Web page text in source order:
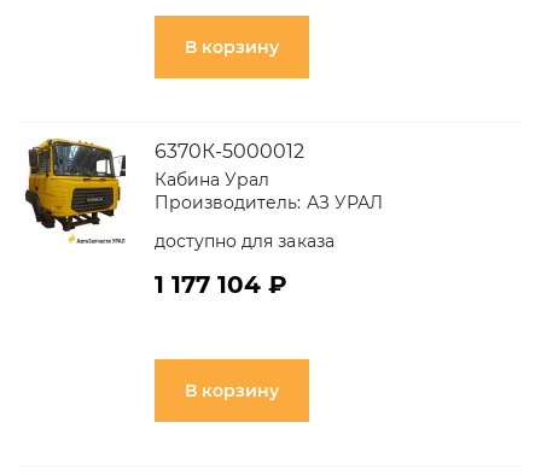
В корзину
6370К-5000012
Кабина Урал
Производитель: АЗ УРАЛ
доступно для заказа
1 177 104 ₽
В корзину